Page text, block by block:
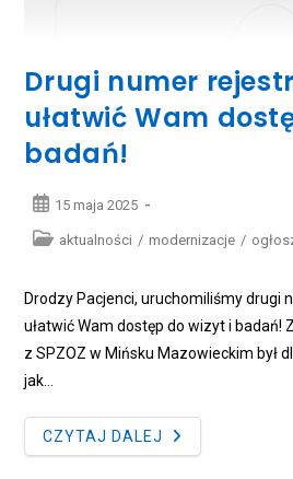
Drugi numer
ułatwić Wam
badań!
Post15 maja 2025
Postaktualności / modernizacje /
Drodzy Pacjenci, uruchomiliśmy drugi
ułatwić Wam dostęp do wizyt i badań!
z SPZOZ w Mińsku Mazowieckim był
jak…
CZYTAJ DALEJ DRUGI
NUMER